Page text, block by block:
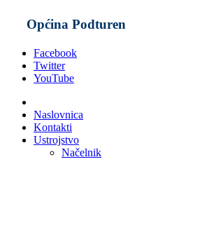
Općina Podturen
Facebook
Twitter
YouTube
Naslovnica
Kontakti
Ustrojstvo
Načelnik